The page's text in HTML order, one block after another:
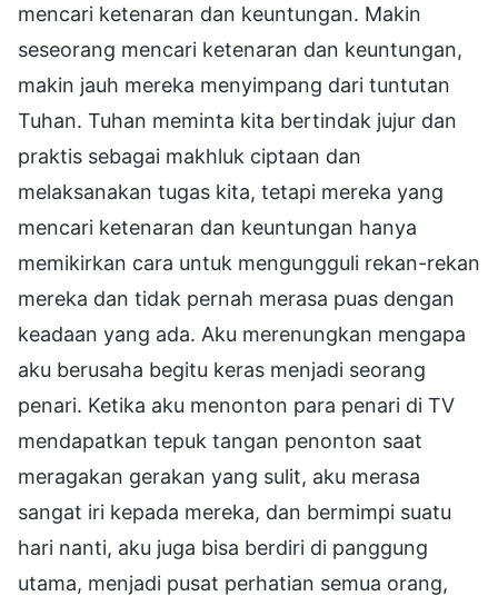
mencari ketenaran dan keuntungan. Makin
seseorang mencari ketenaran dan keuntungan,
makin jauh mereka menyimpang dari tuntutan
Tuhan. Tuhan meminta kita bertindak jujur dan
praktis sebagai makhluk ciptaan dan
melaksanakan tugas kita, tetapi mereka yang
mencari ketenaran dan keuntungan hanya
memikirkan cara untuk mengungguli rekan-rekan
mereka dan tidak pernah merasa puas dengan
keadaan yang ada. Aku merenungkan mengapa
aku berusaha begitu keras menjadi seorang
penari. Ketika aku menonton para penari di TV
mendapatkan tepuk tangan penonton saat
meragakan gerakan yang sulit, aku merasa
sangat iri kepada mereka, dan bermimpi suatu
hari nanti, aku juga bisa berdiri di panggung
utama, menjadi pusat perhatian semua orang,